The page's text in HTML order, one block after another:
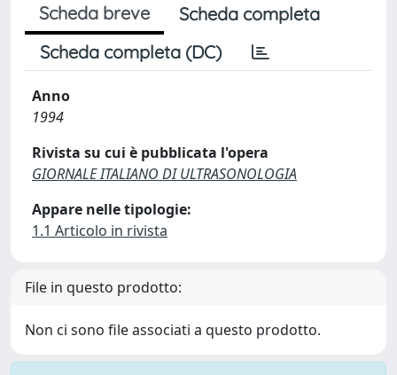
Scheda breve
Scheda completa
Scheda completa (DC)
Anno
1994
Rivista su cui è pubblicata l'opera
GIORNALE ITALIANO DI ULTRASONOLOGIA
Appare nelle tipologie:
1.1 Articolo in rivista
File in questo prodotto:
Non ci sono file associati a questo prodotto.